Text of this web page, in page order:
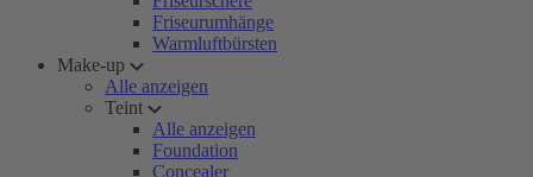
Friseurumhänge
Warmluftbürsten
Make-up
Alle anzeigen
Teint
Alle anzeigen
Foundation
Concealer